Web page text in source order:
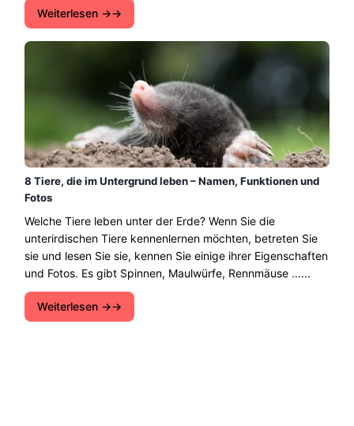
Weiterlesen →
8 Tiere, die im Untergrund leben – Namen, Funktionen und
Fotos
Welche Tiere leben unter der Erde? Wenn Sie die
unterirdischen Tiere kennenlernen möchten, betreten Sie
sie und lesen Sie sie, kennen Sie einige ihrer Eigenschaften
und Fotos. Es gibt Spinnen, Maulwürfe, Rennmäuse ......
Weiterlesen →